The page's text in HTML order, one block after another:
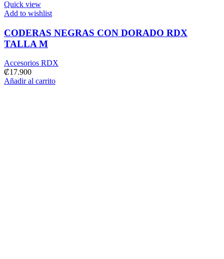
Quick view
Add to wishlist
CODERAS NEGRAS CON DORADO RDX
TALLA M
Accesorios RDX
₡17.900
Añadir al carrito